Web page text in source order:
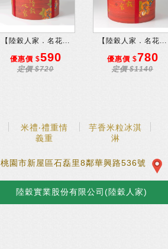
【陸榖人家．名花...
優惠價 $590
定價 $720
【陸榖人家．名花...
優惠價 $780
定價 $1140
米禮‧禮重情
義重
芋香米粒冰淇
淋
桃園市新屋區石磊里8鄰華興路536號
陸穀實業股份有限公司(陸穀人家)